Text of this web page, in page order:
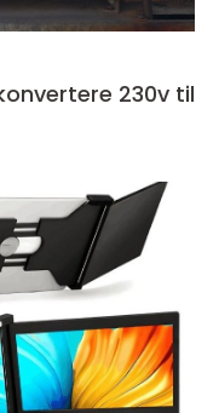
230v til